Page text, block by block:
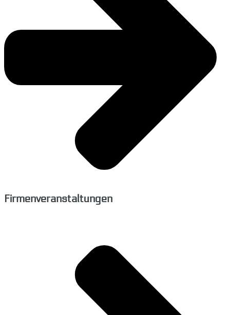
Firmenveranstaltungen